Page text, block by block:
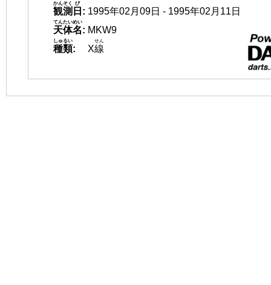
観測
かんそく
日
び
: 1995年02月09日 - 1995年02月11日
天体名
てんたいめい
: MKW9
種類
しゅるい
: X線
せん